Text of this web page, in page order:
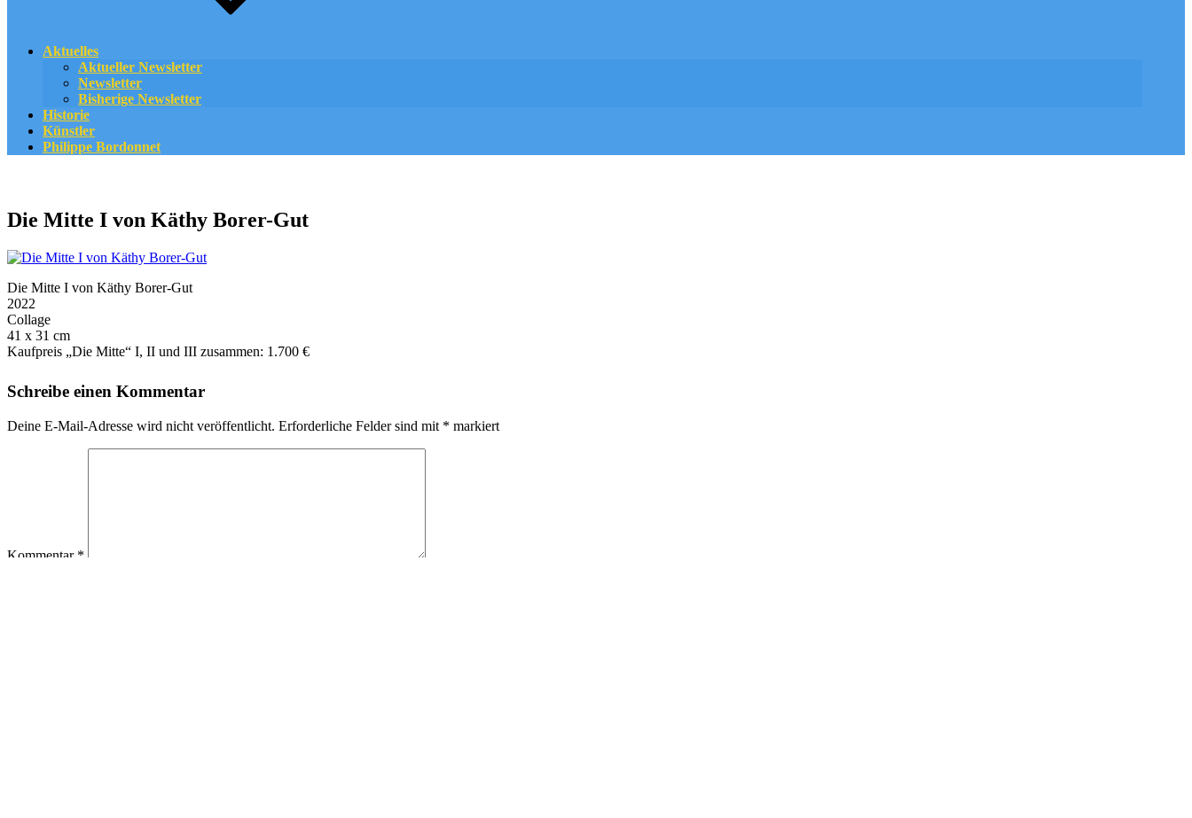
Aktuelles
Aktueller Newsletter
Newsletter
Bisherige Newsletter
Historie
Künstler
Philippe Bordonnet
Die Mitte I von Käthy Borer-Gut
Die Mitte I von Käthy Borer-Gut
2022
Collage
41 x 31 cm
Kaufpreis „Die Mitte“ I, II und III zusammen: 1.700 €
Schreibe einen Kommentar
Deine E-Mail-Adresse wird nicht veröffentlicht. Erforderliche Felder sind mit * markiert
Kommentar *